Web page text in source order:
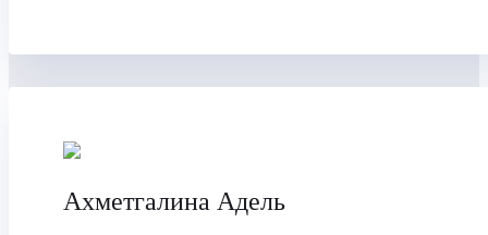
Ахметгалина Адель